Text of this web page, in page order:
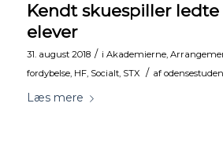
Kendt skuespiller ledte
elever
31. august 2018 / i Akademierne,
fordybelse, HF, Socialt, STX / af
Læs mere